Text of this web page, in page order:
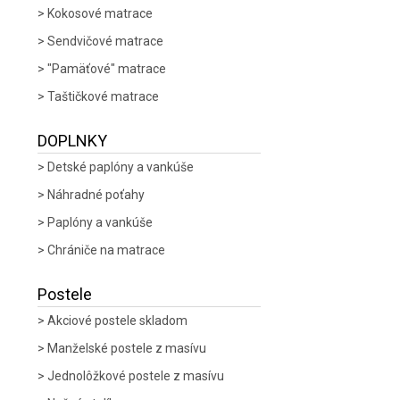
Kokosové matrace
Sendvičové matrace
"Pamäťové" matrace
Taštičkové matrace
DOPLNKY
Detské paplóny a vankúše
Náhradné poťahy
Paplóny a vankúše
Chrániče na matrace
Postele
Akciové postele skladom
Manželské postele z masívu
Jednolôžkové postele z masívu